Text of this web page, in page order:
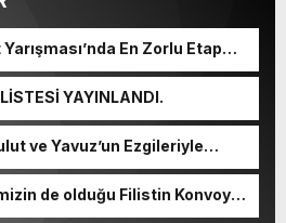
En Zorlu Etap
YAYINLANDI.
ve Yavuz’un Ezgileriyle
de olduğu Filistin Konvoyu,